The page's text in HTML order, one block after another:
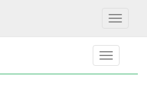
Toggle